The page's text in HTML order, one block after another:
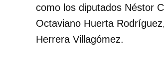
como los diputados Néstor
Octaviano Huerta
Herrera Villagómez.